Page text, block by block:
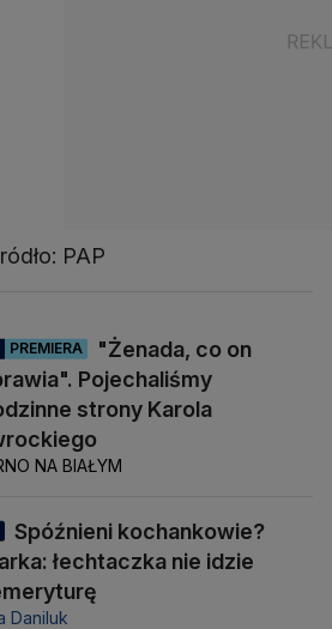
PAP
PREMIERA
"Żenada, co on
Pojechaliśmy
strony Karola
NA BIAŁYM
Spóźnieni kochankowie?
łechtaczka nie idzie
Daniluk